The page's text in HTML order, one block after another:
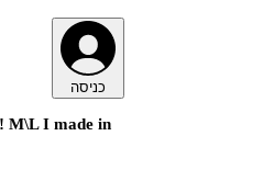
כניסה